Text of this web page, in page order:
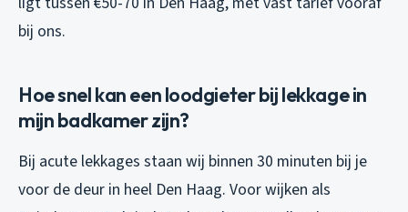
bij ons.
Hoe snel kan een loodgieter bij lekkage in
mijn badkamer zijn?
Bij acute lekkages staan wij binnen 30 minuten bij je
voor de deur in heel Den Haag. Voor wijken als